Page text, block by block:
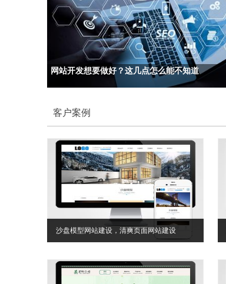
网站开发想要做好？这几点怎么能不知道
客户案例
沙盘模型网站建设，清爽页面网站建设